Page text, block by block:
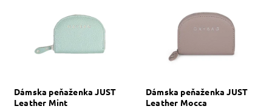
Dámska peňaženka JUST
Leather Mint
Dámska peňaženka JUST
Leather Mocca